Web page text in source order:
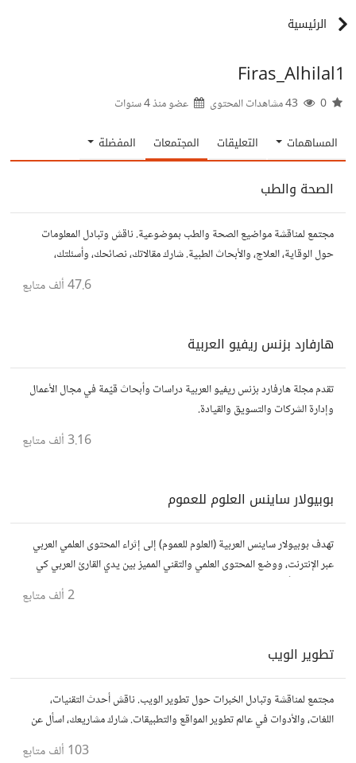
الرئيسية
Firas_Alhilal1
عضو منذ4 سنوات
المساهمات التعليقات المجتمعات المفضلة
الصحة والطب
مجتمع لمناقشة مواضيع الصحة والطب بموضوعية. ناقش وتبادل المعلومات
حول الوقاية، العلاج، والأبحاث الطبية. شارك مقالاتك، نصائحك، وأسئلتك،
47.6 ألف متابع
هارفارد بزنس ريفيو العربية
تقدم مجلة هارفارد بزنس ريفيو العربية دراسات وأبحاث قيّمة في مجال الأعمال
وإدارة الشركات والتسويق والقيادة.
3.16 ألف متابع
بوبيولار ساينس العلوم للعموم
تهدف بوبيولار ساينس العربية (العلوم للعموم) إلى إثراء المحتوى العلمي العربي
عبر الإنترنت، ووضع المحتوى العلمي والتقني المميز بين يدي القارئ العربي كي
2 ألف متابع
تطوير الويب
مجتمع لمناقشة وتبادل الخبرات حول تطوير الويب. ناقش أحدث التقنيات،
اللغات، والأدوات في عالم تطوير المواقع والتطبيقات. شارك مشاريعك، اسأل عن
103 ألف متابع